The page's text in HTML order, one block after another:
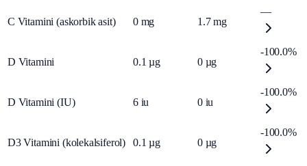
C Vitamini (askorbik asit) 0 mg 1.7 mg
—
D Vitamini 0.1 µg 0 µg
-100.0%
D Vitamini (IU) 6 iu 0 iu
-100.0%
D3 Vitamini (kolekalsiferol) 0.1 µg 0 µg
-100.0%